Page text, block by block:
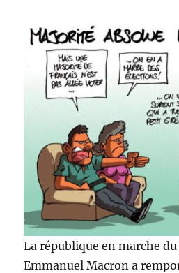
La république en marche
Emmanuel Macron a